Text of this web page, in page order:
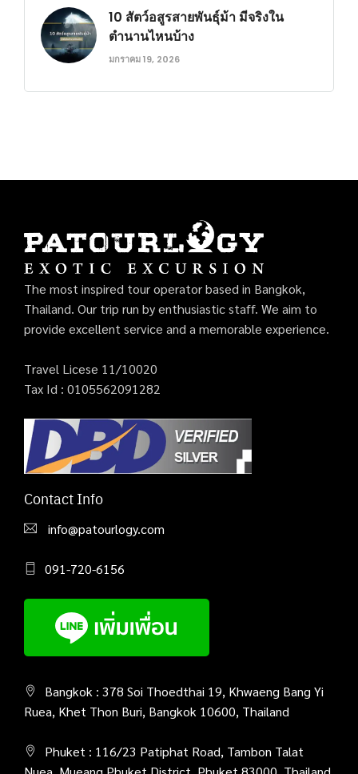
10 สัตว์อสูรสายพันธุ์ม้า มีจริงใน
ตำนานไหนบ้าง
มกราคม 19, 2026
The most inspired tour operator based in Bangkok,
Thailand. Our trip run by enthusiastic staff. We aim to
provide excellent service and a memorable experience.
Travel Licese 11/10020
Tax Id : 0105562091282
Contact Info
info@patourlogy.com
091-720-6156
Bangkok : 378 Soi Thoedthai 19, Khwaeng Bang Yi
Ruea, Khet Thon Buri, Bangkok 10600, Thailand
Phuket : 116/23 Patiphat Road, Tambon Talat